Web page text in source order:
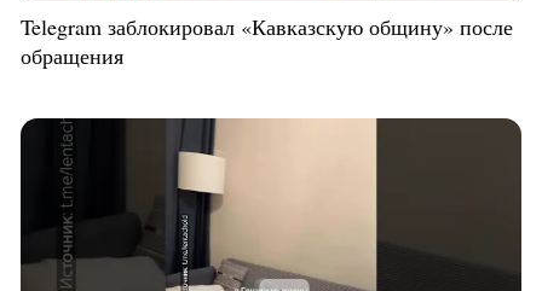
Telegram заблокировал «Кавказскую общину» после
обращения